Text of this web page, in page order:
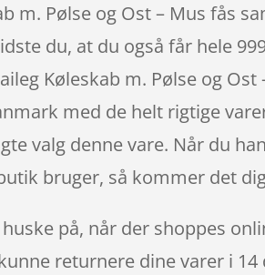
m. Pølse og Ost – Mus fås
du, at du også får hele
Køleskab m. Pølse og
med de helt rigtige
valg denne vare. Når du
bruger, så kommer det
på, når der shoppes
returnere dine varer i